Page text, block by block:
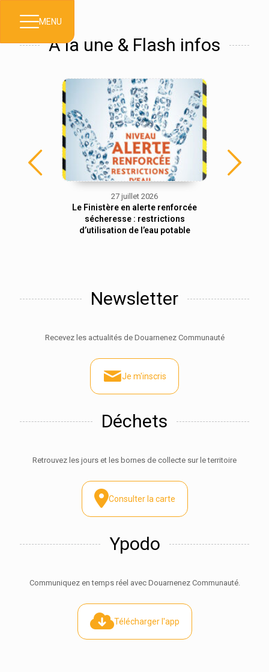
MENU
À la une & Flash infos
27 juillet 2026
Le Finistère en alerte renforcée
sécheresse : restrictions
d’utilisation de l’eau potable
Newsletter
Recevez les actualités de Douarnenez Communauté
Je m'inscris
Déchets
Retrouvez les jours et les bornes de collecte sur le territoire
Consulter la carte
Ypodo
Communiquez en temps réel avec Douarnenez Communauté.
Télécharger l'app